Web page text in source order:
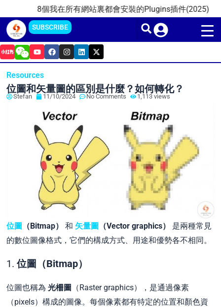
content
8個我在所有網站裏都會安裝的Plugins插件(2025) 2025
SUBSCRIBE
Y
o
u
u
b
e
F
a
c
o
o
k
I
n
s
g
r
a
L
i
n
d
i
n
X
-
t
t
t
e
Resources
位圖和矢量圖的區別是什麼？如何轉化？
Stefan 11/10/2024 No Comments 1,113 views
位圖 （Bitmap） 和 矢量圖 （Vector graphics）
是兩種常見
的數位圖像格式，它們的構成方式、用途和優勢各不相同。
1.位圖（Bitmap）
位圖也稱為光柵圖
（Raster graphics），是通過像素
（pixels）構成的圖像。每個像素都有特定的位置和顏色資